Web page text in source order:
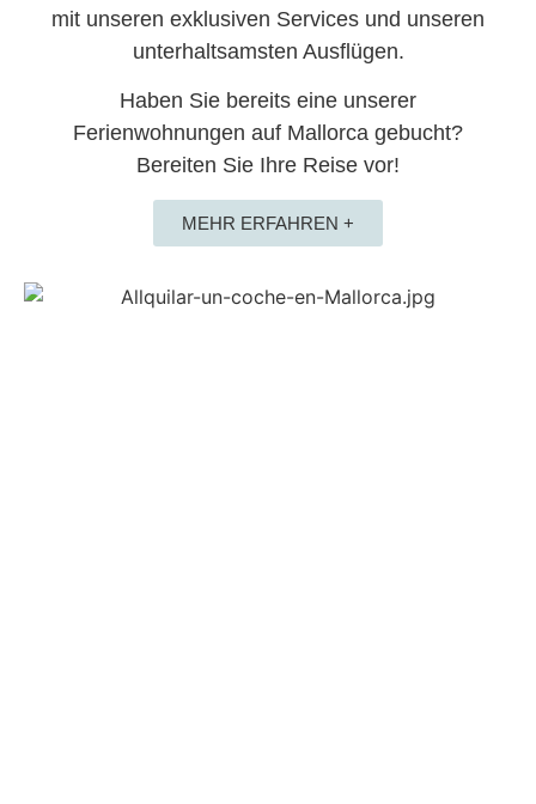
mit unseren exklusiven Services und unseren
unterhaltsamsten Ausflügen.
Haben Sie bereits eine unserer
Ferienwohnungen auf Mallorca gebucht?
Bereiten Sie Ihre Reise vor!
MEHR ERFAHREN +